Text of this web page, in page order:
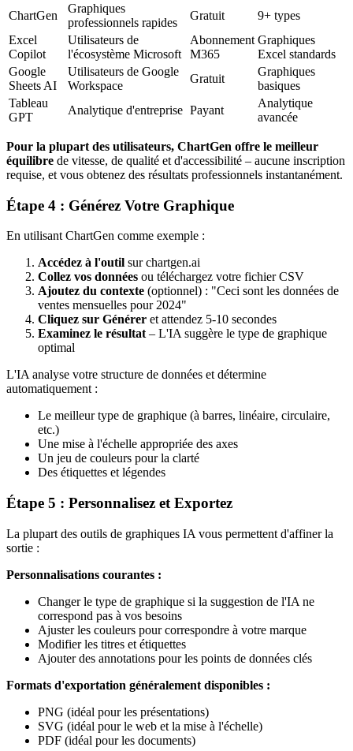
ChartGen
Graphiques
professionnels rapides
Gratuit
9+ types
Excel
Copilot
Utilisateurs de
l'écosystème Microsoft
Abonnement
M365
Graphiques
Excel standards
Google
Sheets AI
Utilisateurs de Google
Workspace
Gratuit
Graphiques
basiques
Tableau
GPT
Analytique d'entreprise Payant
Analytique
avancée
Pour la plupart des utilisateurs, ChartGen offre le meilleur
équilibre de vitesse, de qualité et d'accessibilité – aucune inscription
requise, et vous obtenez des résultats professionnels instantanément.
Étape 4 : Générez Votre Graphique
En utilisant ChartGen comme exemple :
Accédez à l'outil sur chartgen.ai
Collez vos données ou téléchargez votre fichier CSV
Ajoutez du contexte (optionnel) : "Ceci sont les données de
ventes mensuelles pour 2024"
Cliquez sur Générer et attendez 5-10 secondes
Examinez le résultat– L'IA suggère le type de graphique
optimal
L'IA analyse votre structure de données et détermine
automatiquement :
Le meilleur type de graphique (à barres, linéaire, circulaire,
etc.)
Une mise à l'échelle appropriée des axes
Un jeu de couleurs pour la clarté
Des étiquettes et légendes
Étape 5 : Personnalisez et Exportez
La plupart des outils de graphiques IA vous permettent d'affiner la
sortie :
Personnalisations courantes :
Changer le type de graphique si la suggestion de l'IA ne
correspond pas à vos besoins
Ajuster les couleurs pour correspondre à votre marque
Modifier les titres et étiquettes
Ajouter des annotations pour les points de données clés
Formats d'exportation généralement disponibles :
PNG (idéal pour les présentations)
SVG (idéal pour le web et la mise à l'échelle)
PDF (idéal pour les documents)